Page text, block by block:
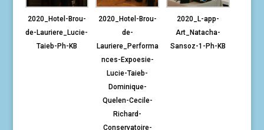
2020_Hotel-Brou-
de-Lauriere_Lucie-
Taieb-Ph-KB
2020_Hotel-Brou-
de-
Lauriere_Performa
nces-Expoesie-
Lucie-Taieb-
Dominique-
Quelen-Cecile-
Richard-
Conservatoire-
2020_L-app-
Art_Natacha-
Sansoz-1-Ph-KB